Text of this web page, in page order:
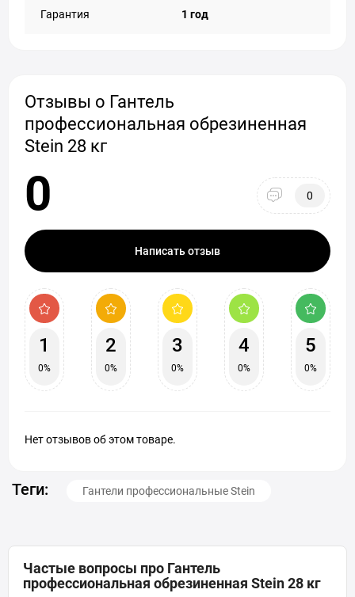
Гарантия 1 год
Отзывы о Гантель
профессиональная обрезиненная
Stein 28 кг
0 0
Написать отзыв
1
0%
2
0%
3
0%
4
0%
5
0%
Нет отзывов об этом товаре.
Теги: Гантели профессиональные Stein
Частые вопросы про Гантель
профессиональная обрезиненная Stein 28 кг